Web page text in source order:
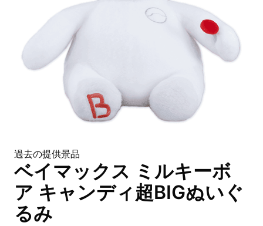
過去の提供景品
ベイマックス ミルキーボ
ア キャンディ超BIGぬいぐ
るみ